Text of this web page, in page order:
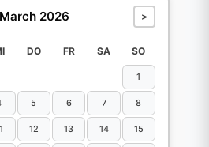
March 2026 >
DO FR SA SO
1
5 6 7 8
12 13 14 15